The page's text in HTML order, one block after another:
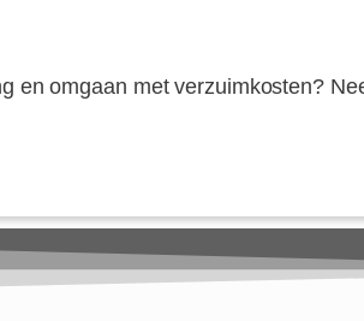
en omgaan met verzuimkosten?